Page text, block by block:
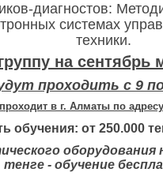
диагностов:
системах
техники.
на сентябрь
проходить с 9
в г. Алматы по
обучения: от 250.000
тенге - обучение